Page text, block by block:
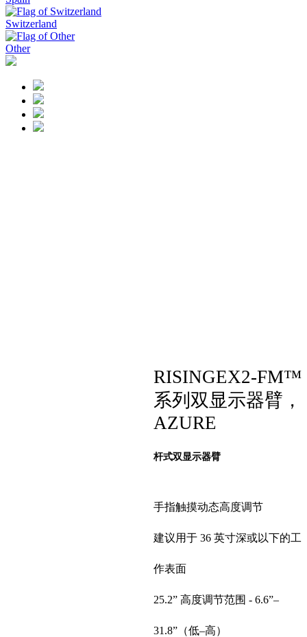
Switzerland
Other
RISINGEX2-FM™
系列双显示器臂，
AZURE
杆式双显示器臂
手指触摸动态高度调节
建议用于 36 英寸深或以下的工
作表面
25.2” 高度调节范围 - 6.6”–
31.8”（低–高）